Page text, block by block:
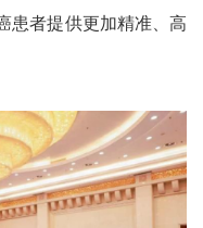
患者提供更加精准、高